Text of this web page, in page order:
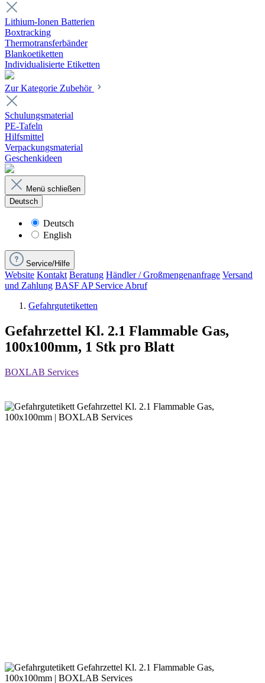
Lithium-Ionen Batterien
Boxtracking
Thermotransferbänder
Blankoetiketten
Individualisierte Etiketten
Zur Kategorie Zubehör
Schulungsmaterial
PE-Tafeln
Hilfsmittel
Verpackungsmaterial
Geschenkideen
Menü schließen
Deutsch
Deutsch
English
Service/Hilfe
Website Kontakt Beratung Händler / Großmengenanfrage Versand
und Zahlung BASF AP Service Abruf
Gefahrgutetiketten
Gefahrzettel Kl. 2.1 Flammable Gas,
100x100mm, 1 Stk pro Blatt
BOXLAB Services